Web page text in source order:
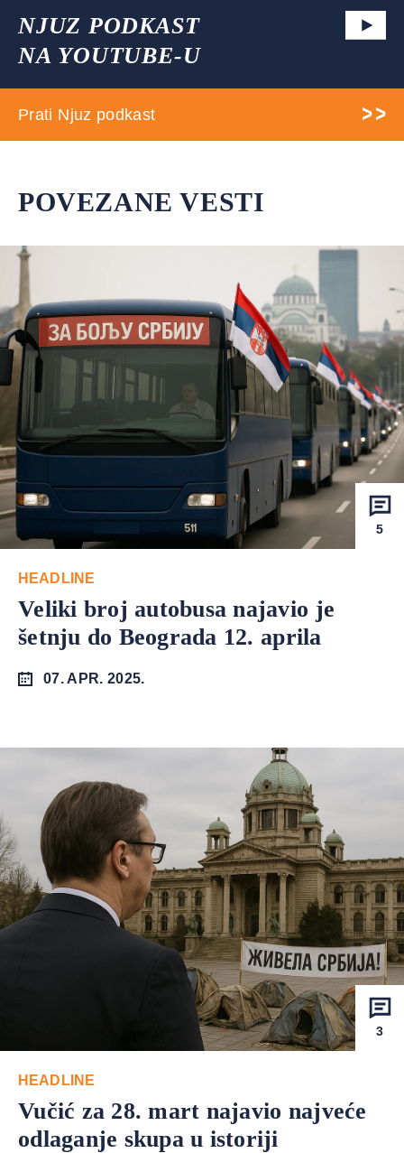
NJUZ PODKAST
NA YOUTUBE-U
Prati Njuz podkast
POVEZANE VESTI
5
HEADLINE
Veliki broj autobusa najavio je
šetnju do Beograda 12. aprila
07. APR. 2025.
3
HEADLINE
Vučić za 28. mart najavio najveće
odlaganje skupa u istoriji